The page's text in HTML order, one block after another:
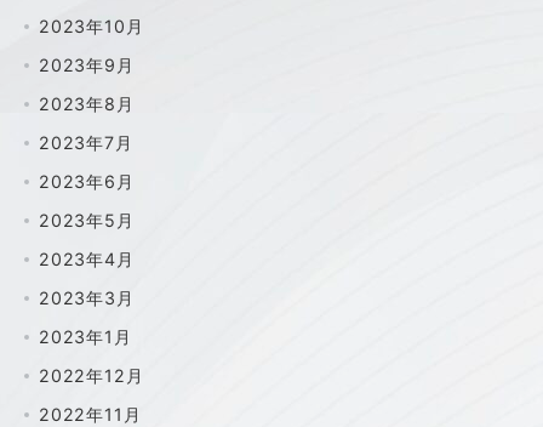
2023年10月
2023年9月
2023年8月
2023年7月
2023年6月
2023年5月
2023年4月
2023年3月
2023年1月
2022年12月
2022年11月